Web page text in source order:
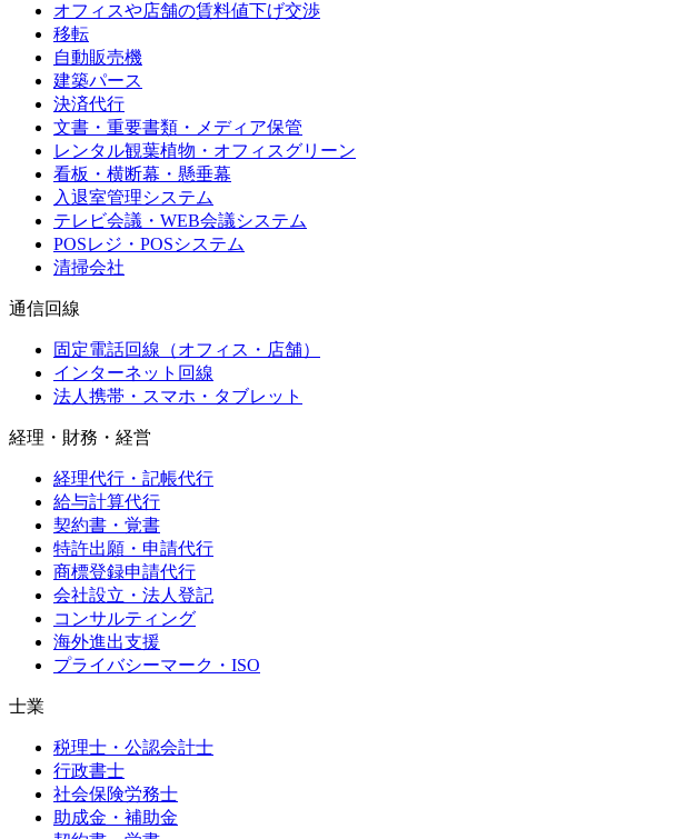
オフィスや店舗の賃料値下げ交渉
移転
自動販売機
建築パース
決済代行
文書・重要書類・メディア保管
レンタル観葉植物・オフィスグリーン
看板・横断幕・懸垂幕
入退室管理システム
テレビ会議・WEB会議システム
POSレジ・POSシステム
清掃会社
通信回線
固定電話回線（オフィス・店舗）
インターネット回線
法人携帯・スマホ・タブレット
経理・財務・経営
経理代行・記帳代行
給与計算代行
契約書・覚書
特許出願・申請代行
商標登録申請代行
会社設立・法人登記
コンサルティング
海外進出支援
プライバシーマーク・ISO
士業
税理士・公認会計士
行政書士
社会保険労務士
助成金・補助金